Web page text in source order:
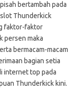
bertambah pada
Thunderkick
faktor-faktor
persen maka
bermacam-macam
bagian setia
internet top pada
Thunderkick kini.